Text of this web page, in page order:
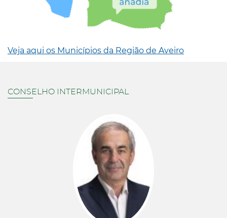
Veja aqui os Municípios da Região de Aveiro
CONSELHO INTERMUNICIPAL